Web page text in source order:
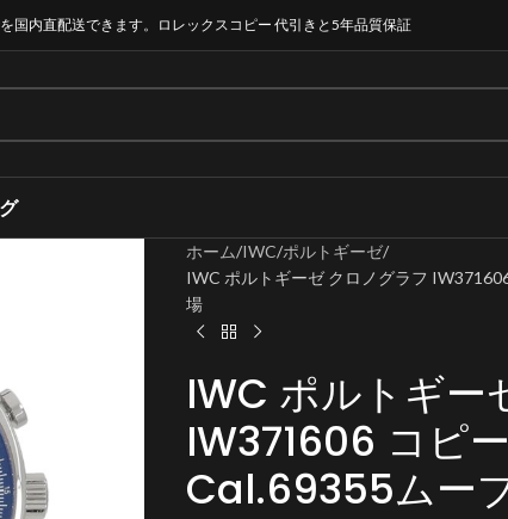
国内直配送できます。ロレックスコピー 代引きと5年品質保証
ホーム IWC ポルトギーゼ
IWC ポルトギーゼ クロノグラフ
場
IWC ポルトギー
IW371606 コピ
Cal.69355ムー